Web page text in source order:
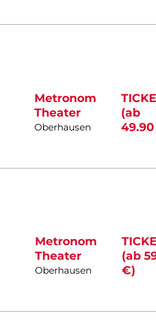
Metronom
Theater
Oberhausen
(ab
Metronom
Theater
Oberhausen
(ab
€)